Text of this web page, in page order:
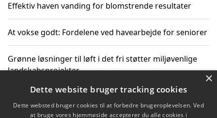
Effektiv haven vanding for blomstrende resultater
At vokse godt: Fordelene ved havearbejde for seniorer
Grønne løsninger til løft i det fri støtter miljøvenlige
landskabsprojekter
Gør haven til et frirum for familien og naturen
×
Dette website bruger tracking cookies
Dette websted bruger cookies til at forbedre brugeroplevelsen. Ved
at bruge vores hjemmeside accepterer du alle cookies i